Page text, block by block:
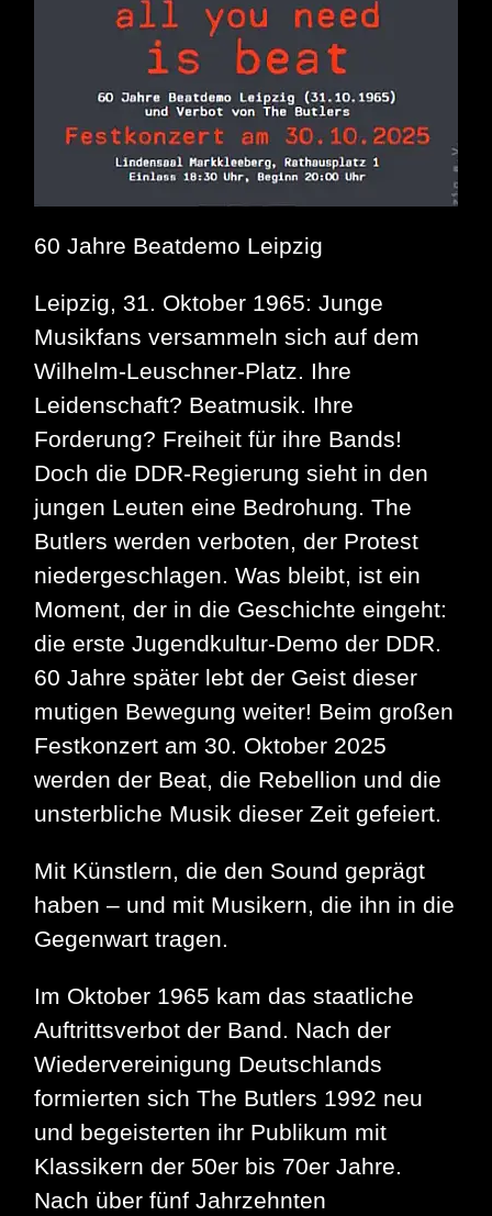
60 Jahre Beatdemo Leipzig
Leipzig, 31. Oktober 1965: Junge
Musikfans versammeln sich auf dem
Wilhelm-Leuschner-Platz. Ihre
Leidenschaft? Beatmusik. Ihre
Forderung? Freiheit für ihre Bands!
Doch die DDR-Regierung sieht in den
jungen Leuten eine Bedrohung. The
Butlers werden verboten, der Protest
niedergeschlagen. Was bleibt, ist ein
Moment, der in die Geschichte eingeht:
die erste Jugendkultur-Demo der DDR.
60 Jahre später lebt der Geist dieser
mutigen Bewegung weiter! Beim großen
Festkonzert am 30. Oktober 2025
werden der Beat, die Rebellion und die
unsterbliche Musik dieser Zeit gefeiert.
Mit Künstlern, die den Sound geprägt
haben – und mit Musikern, die ihn in die
Gegenwart tragen.
Im Oktober 1965 kam das staatliche
Auftrittsverbot der Band. Nach der
Wiedervereinigung Deutschlands
formierten sich The Butlers 1992 neu
und begeisterten ihr Publikum mit
Klassikern der 50er bis 70er Jahre.
Nach über fünf Jahrzehnten